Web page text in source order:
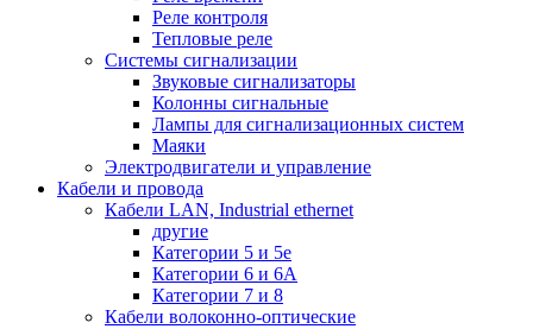
Реле контроля
Тепловые реле
Системы сигнализации
Звуковые сигнализаторы
Колонны сигнальные
Лампы для сигнализационных систем
Маяки
Электродвигатели и управление
Кабели и провода
Кабели LAN, Industrial ethernet
другие
Категории 5 и 5е
Категории 6 и 6A
Категории 7 и 8
Кабели волоконно-оптические